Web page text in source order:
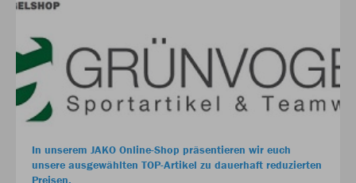
In unserem JAKO Online-Shop präsentieren wir euch
unsere ausgewählten TOP-Artikel zu dauerhaft reduzierten
Preisen.